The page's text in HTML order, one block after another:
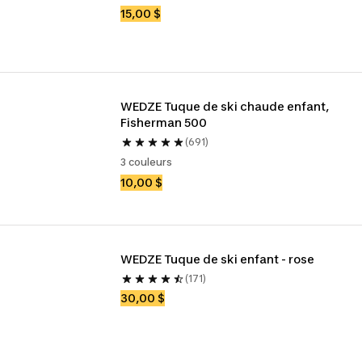
15,00 $
WEDZE Tuque de ski chaude enfant,
Fisherman 500
(691)
3 couleurs
10,00 $
WEDZE Tuque de ski enfant - rose
(171)
30,00 $